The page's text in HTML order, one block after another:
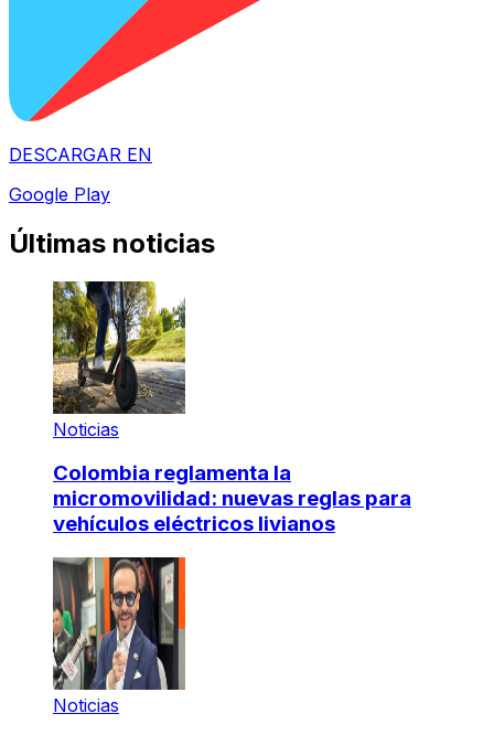
DESCARGAR EN
Google Play
Últimas noticias
Noticias
Colombia reglamenta la
micromovilidad: nuevas reglas para
vehículos eléctricos livianos
Noticias